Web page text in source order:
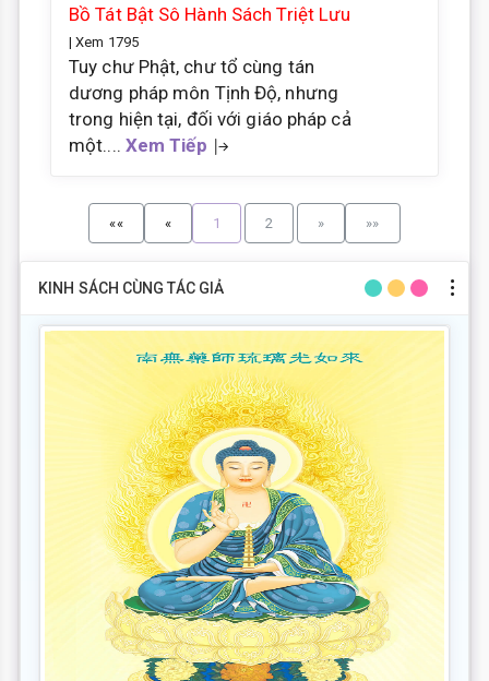
Bồ Tát Bật Sô Hành Sách Triệt Lưu
| Xem 1795
Tuy chư Phật, chư tổ cùng tán
dương pháp môn Tịnh Độ, nhưng
trong hiện tại, đối với giáo pháp cả
một.... Xem Tiếp
«« « 1 2 » »»
KINH SÁCH CÙNG TÁC GIẢ